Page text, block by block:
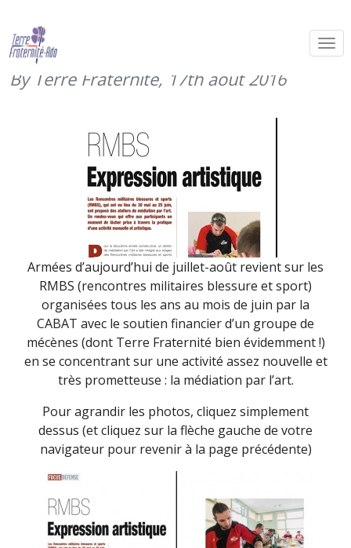
La médiation par l’art aux RMBS
(juillet 2016)
By Terre Fraternité, 17th août 2016
Armées d’aujourd’hui de juillet-août revient sur les
RMBS (rencontres militaires blessure et sport)
organisées tous les ans au mois de juin par la
CABAT avec le soutien financier d’un groupe de
mécènes (dont Terre Fraternité bien évidemment !)
en se concentrant sur une activité assez nouvelle et
très prometteuse : la médiation par l’art.
Pour agrandir les photos, cliquez simplement
dessus (et cliquez sur la flèche gauche de votre
navigateur pour revenir à la page précédente)